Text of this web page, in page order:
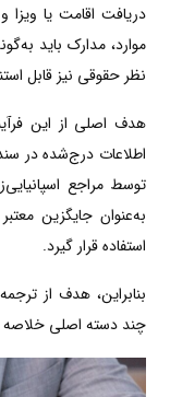
دریافت اقامت یا ویزا
موارد، مدارک باید
نظر حقوقی نیز قابل
هدف اصلی از این
اطلاعات درج‌شده در
توسط مراجع
به‌عنوان جایگزین
استفاده قرار گیرد.
بنابراین، هدف از
چند دسته اصلی خلاصه